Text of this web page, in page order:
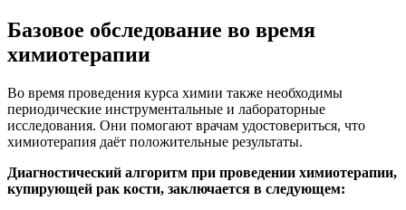
Базовое обследование во время
химиотерапии
Во время проведения курса химии также необходимы
периодические инструментальные и лабораторные
исследования. Они помогают врачам удостовериться, что
химиотерапия даёт положительные результаты.
Диагностический алгоритм при проведении химиотерапии,
купирующей рак кости, заключается в следующем: